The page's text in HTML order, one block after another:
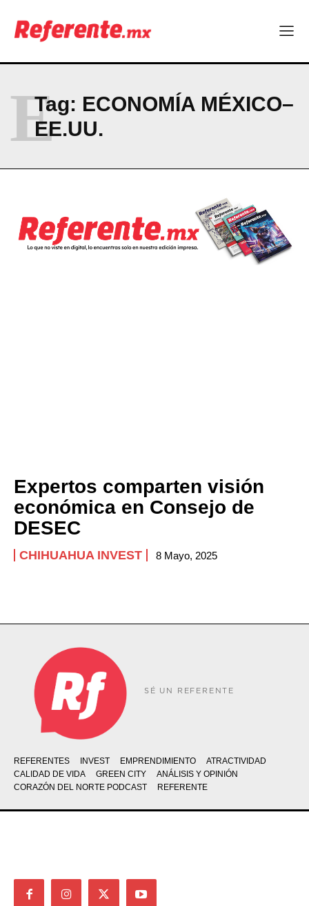
Más escuelas renovadas: fortalecen espacios para el regreso
a clases
Company
ABOUT
PRIVACY POLICY
NEWSLETTER
Tag: ECONOMÍA MÉXICO–
EE.UU.
E
Expertos comparten visión
económica en Consejo de
DESEC
CHIHUAHUA INVEST 8 Mayo, 2025
SÉ UN REFERENTE
REFERENTES INVEST EMPRENDIMIENTO
ATRACTIVIDAD
CALIDAD DE VIDA
GREEN CITY
ANÁLISIS Y OPINIÓN
CORAZÓN DEL NORTE PODCAST
REFERENTE